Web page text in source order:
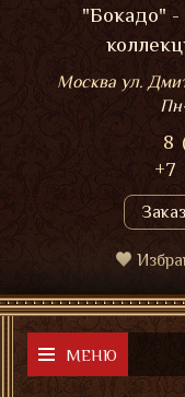
"Бокадо" -
Москва ул.
8
+7
МЕНЮ